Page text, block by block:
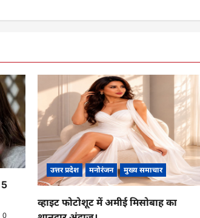
0
उत्तर प्रदेश मनोरंजन मुख्य समाचार
व्हाइट फोटोशूट में अमीई मिसोबाह का